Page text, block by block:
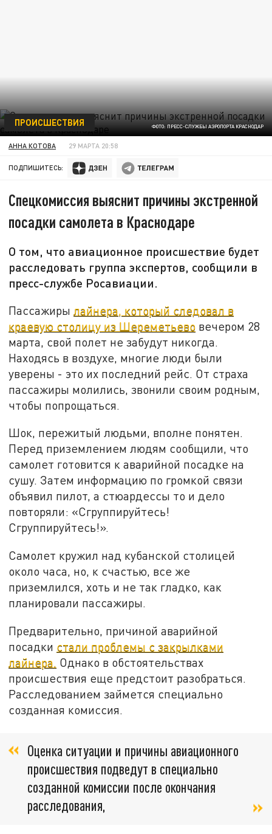
ФОТО: ПРЕСС-СЛУЖБЫ АЭРОПОРТА КРАСНОДАР
ПРОИСШЕСТВИЯ
АННА КОТОВА 29 МАРТА 20:58
ПОДПИШИТЕСЬ:
Спецкомиссия выяснит причины экстренной
посадки самолета в Краснодаре
О том, что авиационное происшествие будет
расследовать группа экспертов, сообщили в
пресс-службе Росавиации.
Пассажирылайнера, который следовал в
краевую столицу из Шереметьево вечером 28
марта, свой полет не забудут никогда.
Находясь в воздухе, многие люди были
уверены - это их последний рейс. От страха
пассажиры молились, звонили своим родным,
чтобы попрощаться.
Шок, пережитый людьми, вполне понятен.
Перед приземлением людям сообщили, что
самолет готовится к аварийной посадке на
сушу. Затем информацию по громкой связи
объявил пилот, а стюардессы то и дело
повторяли: «Сгруппируйтесь!
Сгруппируйтесь!».
Самолет кружил над кубанской столицей
около часа, но, к счастью, все же
приземлился, хоть и не так гладко, как
планировали пассажиры.
Предварительно, причиной аварийной
посадки стали проблемы с закрылками
лайнера. Однако в обстоятельствах
происшествия еще предстоит разобраться.
Расследованием займется специально
созданная комиссия.
Оценка ситуации и причины авиационного
происшествия подведут в специально
созданной комиссии после окончания
расследования,